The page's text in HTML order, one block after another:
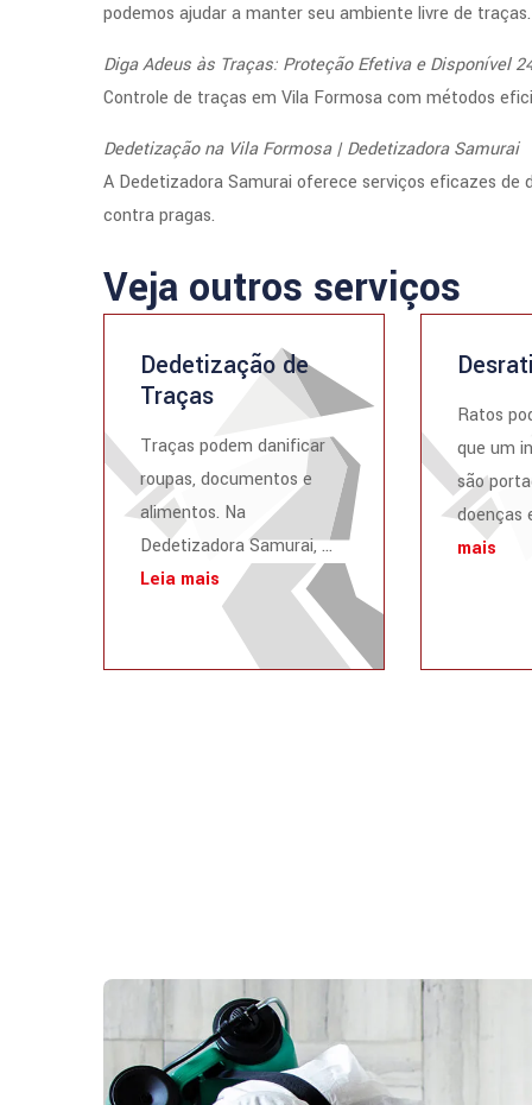
podemos ajudar a manter seu ambiente livre de traças.
Diga Adeus às Traças: Proteção Efetiva e Disponível
Controle de traças em Vila Formosa com métodos
Dedetização na Vila Formosa | Dedetizadora Samurai
A Dedetizadora Samurai oferece serviços eficazes
contra pragas.
Veja outros serviços
Dedetização de
Traças
Traças podem danificar
roupas, documentos e
alimentos. Na
Dedetizadora Samurai, ...
Leia mais
Ratos
que um
são
doenças
mais